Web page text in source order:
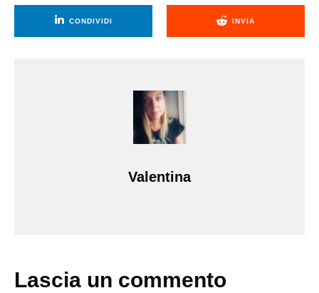
CONDIVIDI INVIA
Valentina
Lascia un commento